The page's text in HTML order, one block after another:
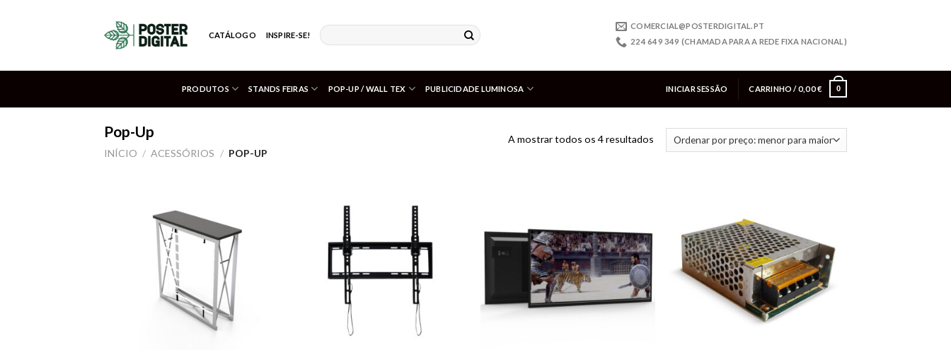
CATÁLOGO INSPIRE-SE!
COMERCIAL@POSTERDIGITAL.PT
224 649 349 (CHAMADA PARA A REDE FIXA NACIONAL)
PRODUTOS STANDS FEIRAS POP-UP / WALL TEX PUBLICIDADE LUMINOSA INICIAR SESSÃO CARRINHO /0,00€ 0
Pop-Up
INÍCIO / ACESSÓRIOS / POP-UP
A mostrar todos os 4 resultados
desejos
desejos